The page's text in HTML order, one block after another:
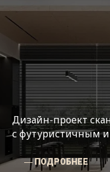
Дизайн-проект
с футуристичным
― ПОДРОБНЕЕ